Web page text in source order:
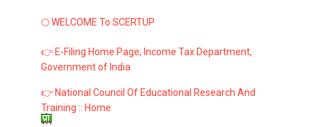
🌕 WELCOME To SCERTUP
👉 E-Filing Home Page, Income Tax Department,
Government of India
👉 National Council Of Educational Research And
Training :: Home